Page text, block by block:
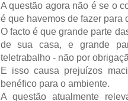
A questão agora não é se o
é que havemos de fazer para
O facto é que grande parte
de sua casa, e grande
teletrabalho - não por
E isso causa prejuízos
benéfico para o ambiente.
A questão atualmente